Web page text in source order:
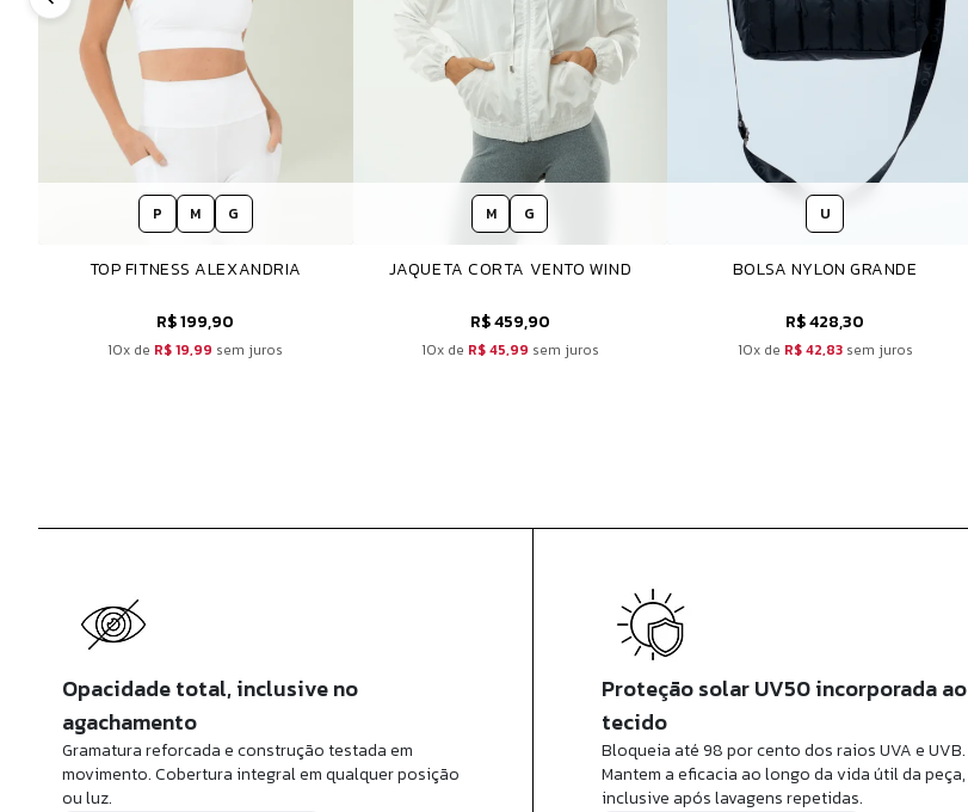
P M G
TOP FITNESS ALEXANDRIA
R$ 199,90
10x de R$ 19,99 sem juros
M G
JAQUETA CORTA VENTO WIND
R$ 459,90
10x de R$ 45,99 sem juros
U
BOLSA NYLON GRANDE
R$ 428,30
10x de R$ 42,83sem juros
Opacidade total, inclusive no
agachamento
Gramatura reforcada e construção testada em
movimento. Cobertura integral em qualquer posição
ou luz.
Proteção solar UV50 incorporada ao
tecido
Bloqueia até 98 por cento dos raios UVA e UVB.
Mantem a eficacia ao longo da vida útil da peça,
inclusive após lavagens repetidas.